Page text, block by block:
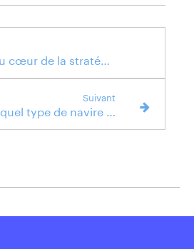
La RSE au cœur de la stratégie de QUALITAIR&SEA
Suivant
Fret maritime : quel type de navire pour quelle marchandise ?